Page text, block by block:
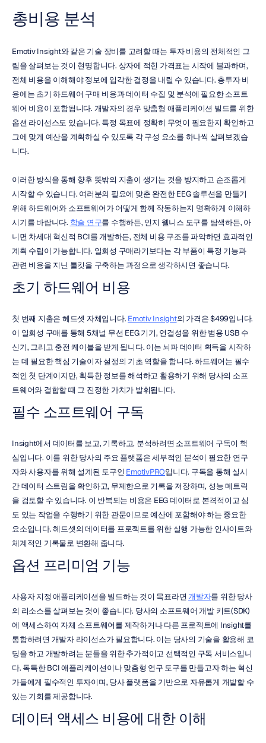
총비용 분석
Emotiv Insight와 같은 기술 장비를 고려할 때는 투자 비용의 전체적인 그
림을 살펴보는 것이 현명합니다. 상자에 적힌 가격표는 시작에 불과하며,
전체 비용을 이해해야 정보에 입각한 결정을 내릴 수 있습니다. 총투자 비
용에는 초기 하드웨어 구매 비용과 데이터 수집 및 분석에 필요한 소프트
웨어 비용이 포함됩니다. 개발자의 경우 맞춤형 애플리케이션 빌드를 위한
옵션 라이선스도 있습니다. 특정 목표에 정확히 무엇이 필요한지 확인하고
그에 맞게 예산을 계획하실 수 있도록 각 구성 요소를 하나씩 살펴보겠습
니다.
이러한 방식을 통해 향후 뜻밖의 지출이 생기는 것을 방지하고 순조롭게
시작할 수 있습니다. 여러분의 필요에 맞춘 완전한 EEG 솔루션을 만들기
위해 하드웨어와 소프트웨어가 어떻게 함께 작동하는지 명확하게 이해하
시기를 바랍니다. 학술 연구를 수행하든, 인지 웰니스 도구를 탐색하든, 아
니면 차세대 혁신적 BCI를 개발하든, 전체 비용 구조를 파악하면 효과적인
계획 수립이 가능합니다. 일회성 구매라기보다는 각 부품이 특정 기능과
관련 비용을 지닌 툴킷을 구축하는 과정으로 생각하시면 좋습니다.
초기 하드웨어 비용
첫 번째 지출은 헤드셋 자체입니다. Emotiv Insight의 가격은 $499입니다.
이 일회성 구매를 통해 5채널 무선 EEG 기기, 연결성을 위한 범용 USB 수
신기, 그리고 충전 케이블을 받게 됩니다. 이는 뇌파 데이터 획득을 시작하
는 데 필요한 핵심 기술이자 설정의 기초 역할을 합니다. 하드웨어는 필수
적인 첫 단계이지만, 획득한 정보를 해석하고 활용하기 위해 당사의 소프
트웨어와 결합할 때 그 진정한 가치가 발휘됩니다.
필수 소프트웨어 구독
Insight에서 데이터를 보고, 기록하고, 분석하려면 소프트웨어 구독이 핵
심입니다. 이를 위한 당사의 주요 플랫폼은 세부적인 분석이 필요한 연구
자와 사용자를 위해 설계된 도구인 EmotivPRO입니다. 구독을 통해 실시
간 데이터 스트림을 확인하고, 무제한으로 기록을 저장하며, 성능 메트릭
을 검토할 수 있습니다. 이 반복되는 비용은 EEG 데이터로 본격적이고 심
도 있는 작업을 수행하기 위한 관문이므로 예산에 포함해야 하는 중요한
요소입니다. 헤드셋의 데이터를 프로젝트를 위한 실행 가능한 인사이트와
체계적인 기록물로 변환해 줍니다.
옵션 프리미엄 기능
사용자 지정 애플리케이션을 빌드하는 것이 목표라면 개발자를 위한 당사
의 리소스를 살펴보는 것이 좋습니다. 당사의 소프트웨어 개발 키트(SDK)
에 액세스하여 자체 소프트웨어를 제작하거나 다른 프로젝트에 Insight를
통합하려면 개발자 라이선스가 필요합니다. 이는 당사의 기술을 활용해 코
딩을 하고 개발하려는 분들을 위한 추가적이고 선택적인 구독 서비스입니
다. 독특한 BCI 애플리케이션이나 맞춤형 연구 도구를 만들고자 하는 혁신
가들에게 필수적인 투자이며, 당사 플랫폼을 기반으로 자유롭게 개발할 수
있는 기회를 제공합니다.
데이터 액세스 비용에 대한 이해